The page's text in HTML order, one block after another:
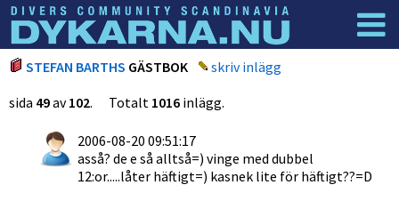
Dyknyheter
STEFAN BARTHS GÄSTBOK
skriv inlägg
sida 49av102. Totalt 1016 inlägg.
2006-08-20 09:51:17
asså? de e så alltså=) vinge med dubbel
12:or.....låter häftigt=) kasnek lite för häftigt??=D